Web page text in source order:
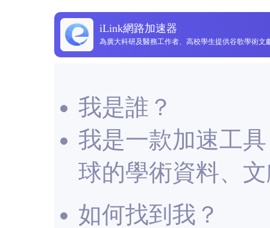
iLink網路加速器
為廣大科研及醫務工作者、高校學生提供谷歌學術
我是誰？
我是一款加速工
球的學術資料、
如何找到我？